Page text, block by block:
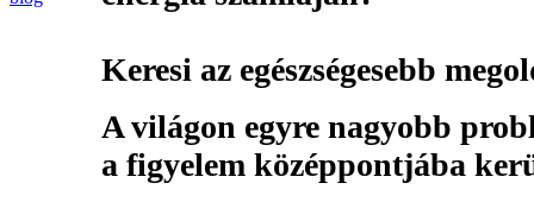
Keresi az egészségesebb
A világon egyre nagyobb
a figyelem középpontjába